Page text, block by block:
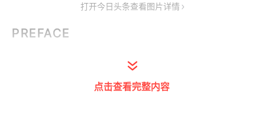
打开今日头条查看图片详情
PREFACE
今年五一，12万人 “赶烤”淄博，半个朋友
圈在练习小饼撸串，半个朋友圈在赶往淄
点击查看完整内容